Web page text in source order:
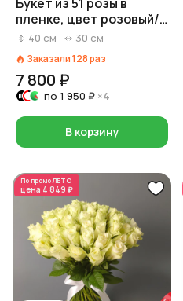
пленке, цвет розовый/
белый/красный на
40 см 30 см
Заказали128раз
7 800 ₽
по 1 950 ₽ ×4
В корзину
По промоЛЕТО
цена 4 849 ₽